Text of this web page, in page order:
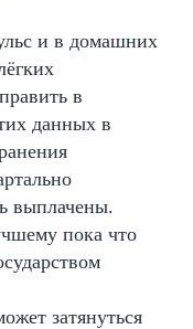
и в домашних
в
данных в
выплачены.
пока что
затянуться